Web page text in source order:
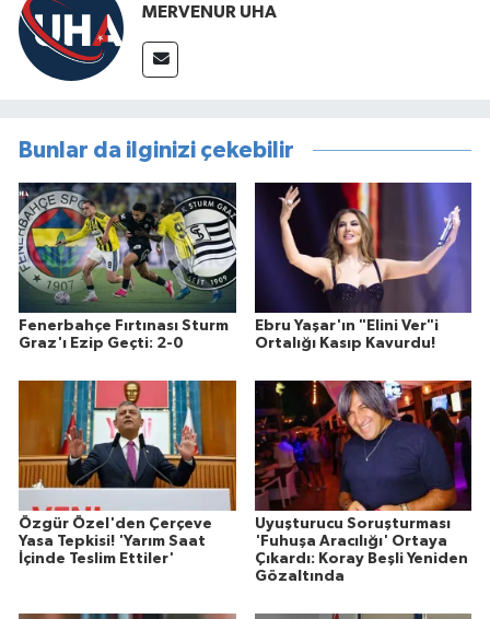
MERVENUR UHA
Bunlar da ilginizi çekebilir
Fenerbahçe Fırtınası Sturm
Graz'ı Ezip Geçti: 2-0
Ebru Yaşar'ın "Elini Ver"i
Ortalığı Kasıp Kavurdu!
Özgür Özel'den Çerçeve
Yasa Tepkisi! 'Yarım Saat
İçinde Teslim Ettiler'
Uyuşturucu Soruşturması
'Fuhuşa Aracılığı' Ortaya
Çıkardı: Koray Beşli Yeniden
Gözaltında